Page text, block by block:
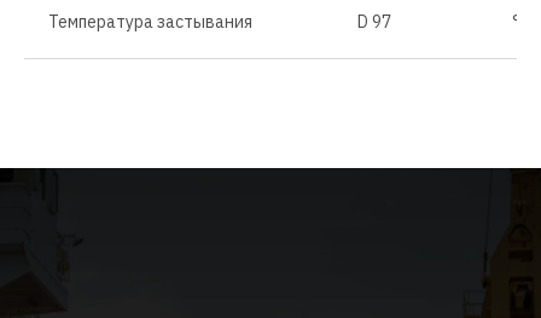
Температура застывания D 97 °C